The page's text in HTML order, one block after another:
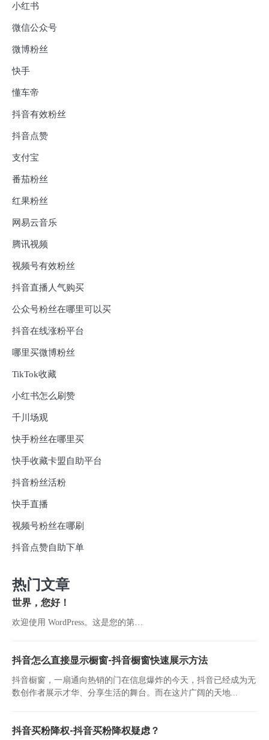
小红书
微信公众号
微博粉丝
快手
懂车帝
抖音有效粉丝
抖音点赞
支付宝
番茄粉丝
红果粉丝
网易云音乐
腾讯视频
视频号有效粉丝
抖音直播人气购买
公众号粉丝在哪里可以买
抖音在线涨粉平台
哪里买微博粉丝
TikTok收藏
小红书怎么刷赞
千川场观
快手粉丝在哪里买
快手收藏卡盟自助平台
抖音粉丝活粉
快手直播
视频号粉丝在哪刷
抖音点赞自助下单
热门文章
世界，您好！
欢迎使用 WordPress。这是您的第…
抖音怎么直接显示橱窗-抖音橱窗快速展示方法
抖音橱窗，一扇通向热销的门在信息爆炸的今天，抖音已经成为无
数创作者展示才华、分享生活的舞台。而在这片广阔的天地...
抖音买粉降权-抖音买粉降权疑虑？